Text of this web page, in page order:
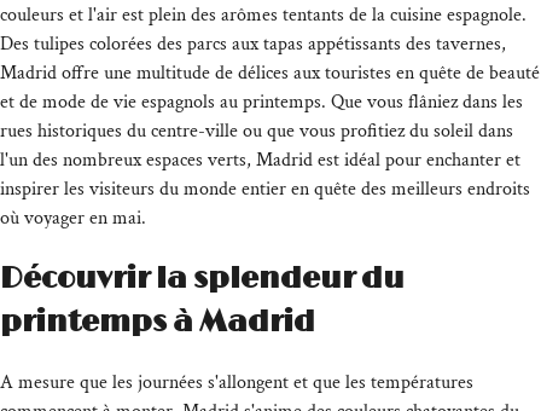
couleurs et l'air est plein des arômes tentants de la cuisine espagnole.
Des tulipes colorées des parcs aux tapas appétissants des tavernes,
Madrid offre une multitude de délices aux touristes en quête de beauté
et de mode de vie espagnols au printemps. Que vous flâniez dans les
rues historiques du centre-ville ou que vous profitiez du soleil dans
l'un des nombreux espaces verts, Madrid est idéal pour enchanter et
inspirer les visiteurs du monde entier en quête des meilleurs endroits
où voyager en mai.
Découvrir la splendeur du
printemps à Madrid
A mesure que les journées s'allongent et que les températures